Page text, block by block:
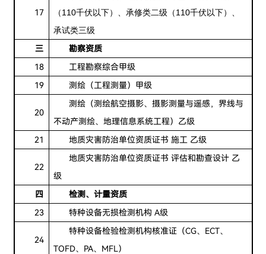
17
（110千伏以下）、承修类二级（110千伏以下）、
承试类三级
三
勘察资质
18
工程勘察综合甲级
19
测绘（工程测量）甲级
20
测绘（测绘航空摄影、摄影测量与遥感，界线与
不动产测绘、地理信息系统工程）乙级
21
地质灾害防治单位资质证书 施工 乙级
22
地质灾害防治单位资质证书 评估和勘查设计 乙
级
四
检测、计量资质
23
特种设备无损检测机构 A级
24
特种设备检验检测机构核准证（CG、ECT、
TOFD、PA、MFL）